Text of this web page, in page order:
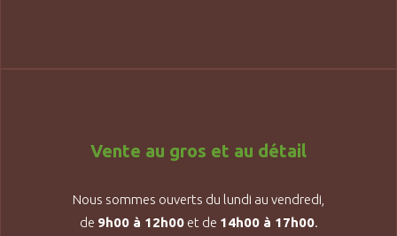
Vente au gros et au détail
Nous sommes ouverts du lundi au vendredi,
de 9h00 à 12h00et de 14h00 à 17h00.